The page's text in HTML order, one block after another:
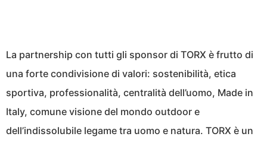
La partnership con tutti gli sponsor di TORX è frutto di
una forte condivisione di valori: sostenibilità, etica
sportiva, professionalità, centralità dell’uomo, Made in
Italy, comune visione del mondo outdoor e
dell’indissolubile legame tra uomo e natura. TORX è un